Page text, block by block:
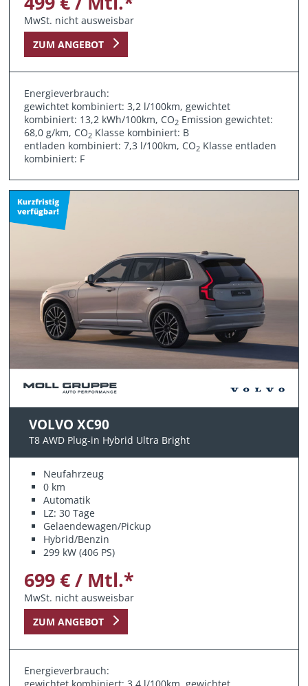
MwSt. nicht ausweisbar
ZUM ANGEBOT
Energieverbrauch:
gewichtet kombiniert: 3,2 l/100km, gewichtet
kombiniert: 13,2 kWh/100km, CO2 Emission gewichtet:
68,0 g/km, CO2 Klasse kombiniert: B
entladen kombiniert: 7,3 l/100km, CO2 Klasse entladen
kombiniert: F
VOLVO XC90
T8 AWD Plug-in Hybrid Ultra Bright
Neufahrzeug
0 km
Automatik
LZ: 30 Tage
Gelaendewagen/Pickup
Hybrid/Benzin
299 kW (406 PS)
699 € / Mtl.*
MwSt. nicht ausweisbar
ZUM ANGEBOT
Energieverbrauch: